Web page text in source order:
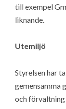
till exempel
liknande.
Utemiljö
Styrelsen har
gemensamma
och förvaltning